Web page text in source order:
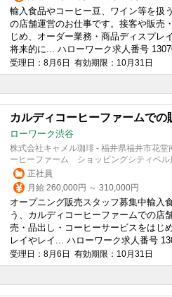
輸入食品やコーヒー豆、ワイン等を扱
の店舗運営のお仕事です。接客や販売
じめ、オーダー業務・商品ディスプレ
将来的に... ハローワーク求人番号
受理日：8月6日 有効期限：10月31日
カルディコーヒーファームでの
ローワーク渋谷
株式会社キャメル珈琲 - 福井県福井市花堂
ーヒーファーム ショッピングシティベル
正社員
月給 260,000円 ～ 310,000円
オープニング販売スタッフ募集中輸入
う、カルディ コーヒーファームでの店
売・品出し・ コーヒーサービスをはじ
レイやレイ... ハローワーク求人番号
受理日：8月6日 有効期限：10月31日